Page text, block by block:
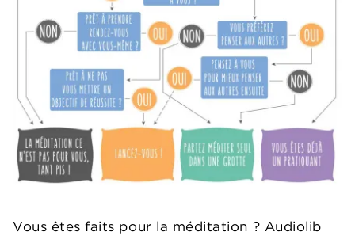
Vous êtes faits pour la méditation ? Audiolib